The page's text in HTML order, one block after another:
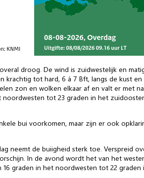
droog. De wind is zuidwestelijk en
tot hard, 6 à 7 Bft, langs de kust
zon en wolken elkaar af en valt er met
tot 23 graden in het
bui voorkomen, maar zijn er ook
neemt de buiigheid sterk toe. Verspreid
In de avond wordt het van het
graden in het noordwesten tot 22 graden